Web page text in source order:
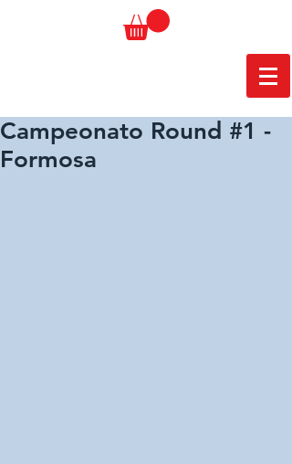
Campeonato Round #1 -
Formosa